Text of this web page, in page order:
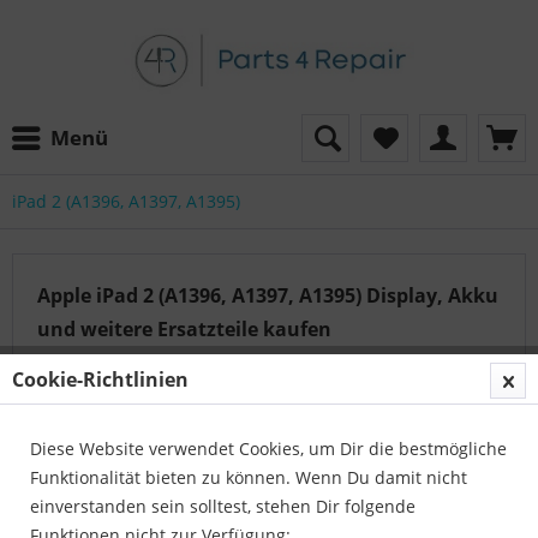
Menü
iPad 2 (A1396, A1397, A1395)
Apple iPad 2 (A1396, A1397, A1395) Display, Akku
und weitere Ersatzteile kaufen
Unser Serviceteam hilft Ihnen gerne weiter:
Parts4Repair - Kundenservice
Telefon:04422 996 814 01
Cookie-Richtlinien
Diese Website verwendet Cookies, um Dir die bestmögliche
Funktionalität bieten zu können. Wenn Du damit nicht
einverstanden sein solltest, stehen Dir folgende